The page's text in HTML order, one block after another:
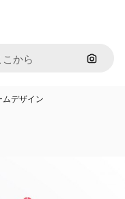
画像で
デザイン